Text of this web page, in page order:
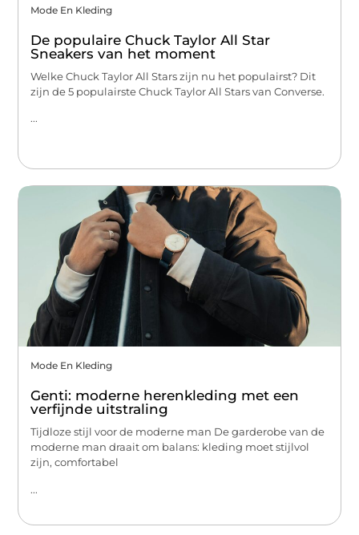
Mode En Kleding
De populaire Chuck Taylor All Star
Sneakers van het moment
Welke Chuck Taylor All Stars zijn nu het populairst? Dit
zijn de 5 populairste Chuck Taylor All Stars van Converse.
...
Mode En Kleding
Genti: moderne herenkleding met een
verfijnde uitstraling
Tijdloze stijl voor de moderne man De garderobe van de
moderne man draait om balans: kleding moet stijlvol
zijn, comfortabel
...